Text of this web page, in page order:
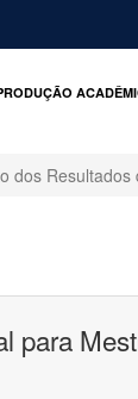
O
dos
para